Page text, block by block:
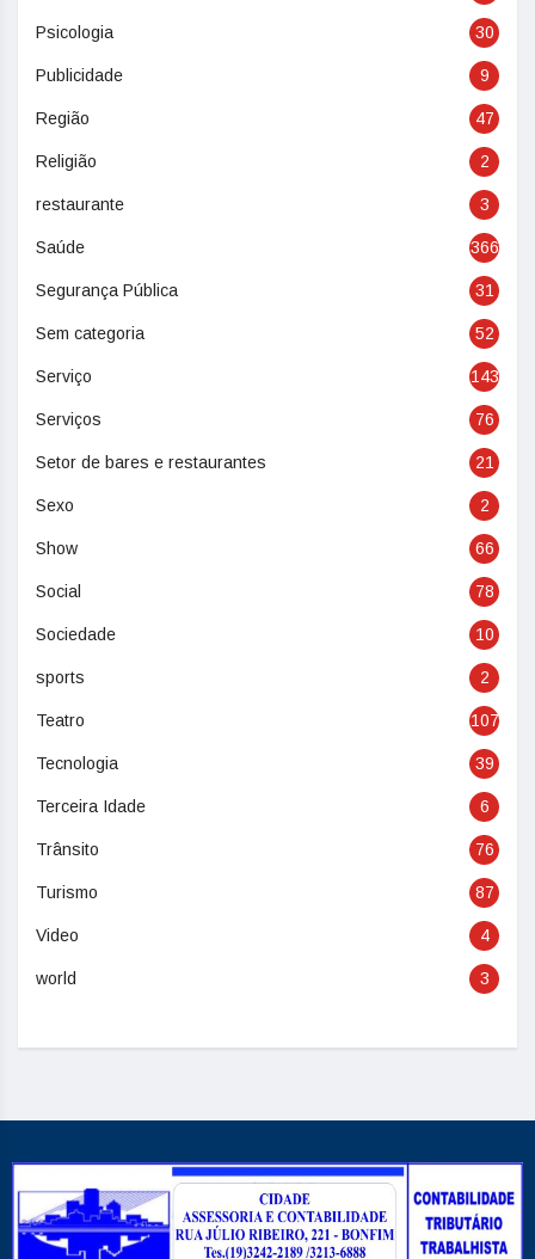
Psicologia 30
Publicidade 9
Região 47
Religião 2
restaurante 3
Saúde 366
Segurança Pública 31
Sem categoria 52
Serviço 143
Serviços 76
Setor de bares e restaurantes 21
Sexo 2
Show 66
Social 78
Sociedade 10
sports 2
Teatro 107
Tecnologia 39
Terceira Idade 6
Trânsito 76
Turismo 87
Video 4
world 3